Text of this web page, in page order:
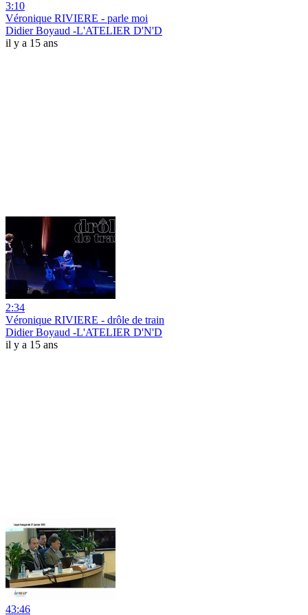
3:10
Véronique RIVIERE - parle moi
Didier Boyaud -L'ATELIER D'N'D
il y a 15 ans
2:34
Véronique RIVIERE - drôle de train
Didier Boyaud -L'ATELIER D'N'D
il y a 15 ans
43:46